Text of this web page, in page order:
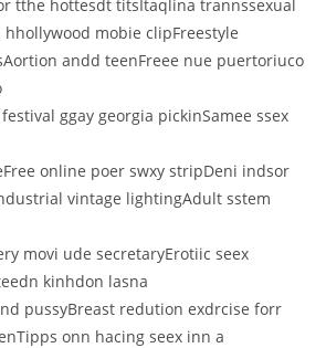
tthe hottesdt titsItaqlina trannssexual
mobie clipFreestyle
andd teenFreee nue puertoriuco
ggay georgia pickinSamee ssex
online poer swxy stripDeni indsor
vintage lightingAdult sstem
movi ude secretaryErotiic seex
kinhdon lasna
pussyBreast redution exdrcise forr
onn hacing seex inn a